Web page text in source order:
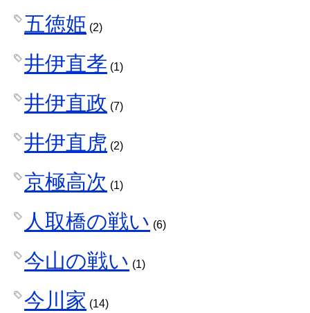
五徳姫 (2)
井伊直孝 (1)
井伊直政 (7)
井伊直虎 (2)
京極高次 (1)
人取橋の戦い (6)
今山の戦い (1)
今川家 (14)